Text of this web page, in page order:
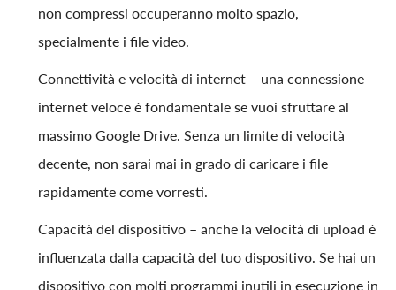
non compressi occuperanno molto spazio,
specialmente i file video.
Connettività e velocità di internet – una connessione
internet veloce è fondamentale se vuoi sfruttare al
massimo Google Drive. Senza un limite di velocità
decente, non sarai mai in grado di caricare i file
rapidamente come vorresti.
Capacità del dispositivo – anche la velocità di upload è
influenzata dalla capacità del tuo dispositivo. Se hai un
dispositivo con molti programmi inutili in esecuzione in